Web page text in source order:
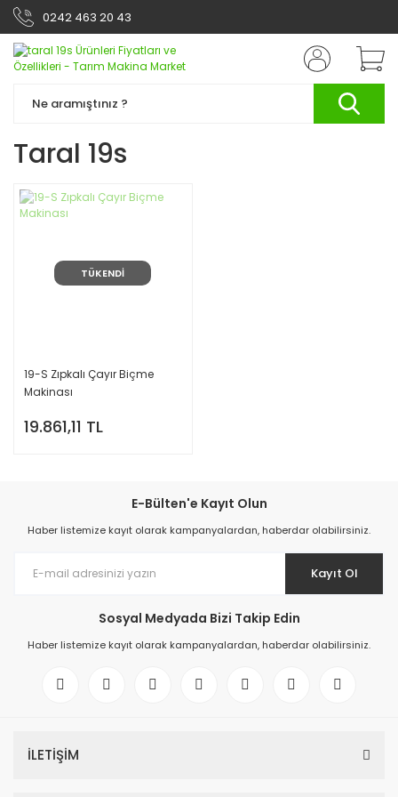
0242 463 20 43
Taral 19s
TÜKENDİ
19-S Zıpkalı Çayır Biçme
Makinası
19.861,11 TL
E-Bülten'e Kayıt Olun
Haber listemize kayıt olarak kampanyalardan, haberdar olabilirsiniz.
Kayıt Ol
Sosyal Medyada Bizi Takip Edin
Haber listemize kayıt olarak kampanyalardan, haberdar olabilirsiniz.
İLETİŞİM